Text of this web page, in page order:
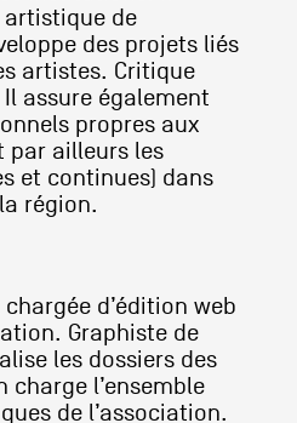
public
de
des projets liés
artistes. Critique
assure également
propres aux
par ailleurs les
et continues) dans
région.
chargée d’édition web
Graphiste de
les dossiers des
charge l’ensemble
de l’association.